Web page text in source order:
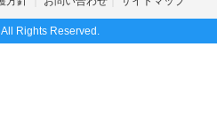
Rights Reserved.